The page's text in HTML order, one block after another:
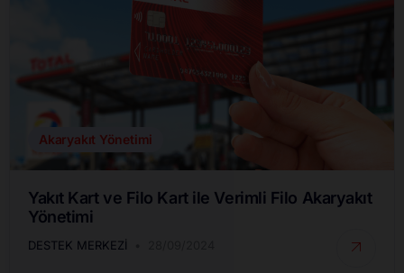
Akaryakıt Yönetimi
Yakıt Kart ve Filo Kart ile Verimli Filo Akaryakıt
Yönetimi
DESTEK MERKEZI